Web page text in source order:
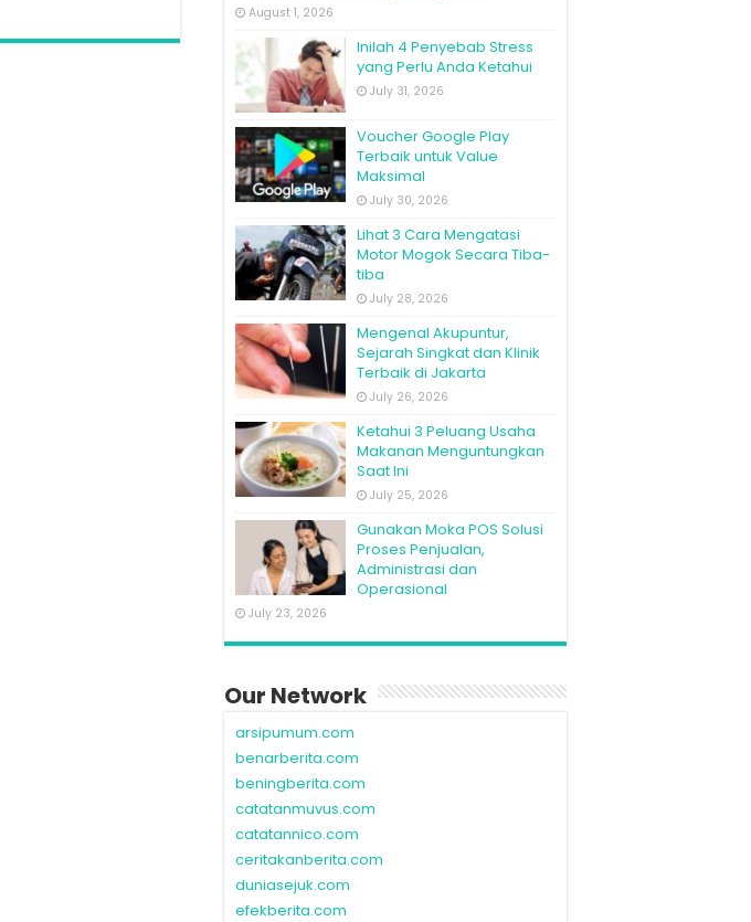
August 1, 2026
Inilah 4 Penyebab Stress
yang Perlu Anda Ketahui
July 31, 2026
Voucher Google Play
Terbaik untuk Value
Maksimal
July 30, 2026
Lihat 3 Cara Mengatasi
Motor Mogok Secara Tiba-
tiba
July 28, 2026
Mengenal Akupuntur,
Sejarah Singkat dan Klinik
Terbaik di Jakarta
July 26, 2026
Ketahui 3 Peluang Usaha
Makanan Menguntungkan
Saat Ini
July 25, 2026
Gunakan Moka POS Solusi
Proses Penjualan,
Administrasi dan
Operasional
July 23, 2026
Our Network
arsipumum.com
benarberita.com
beningberita.com
catatanmuvus.com
catatannico.com
ceritakanberita.com
duniasejuk.com
efekberita.com